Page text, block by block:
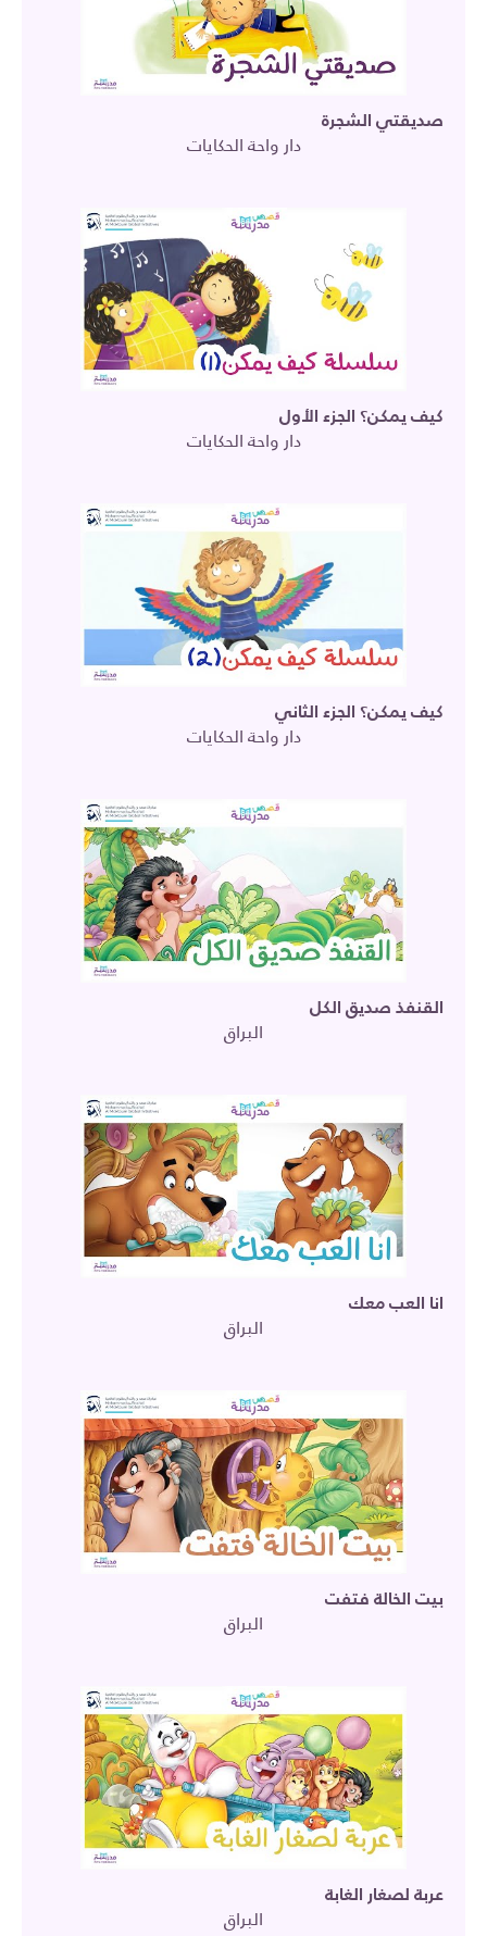
صديقتي الشجرة
دار واحة الحكايات
كيف يمكن؟ الجزء الأول
دار واحة الحكايات
كيف يمكن؟ الجزء الثاني
دار واحة الحكايات
القنفذ صديق الكل
البراق
انا العب معك
البراق
بيت الخالة فتفت
البراق
عربة لصغار الغابة
البراق